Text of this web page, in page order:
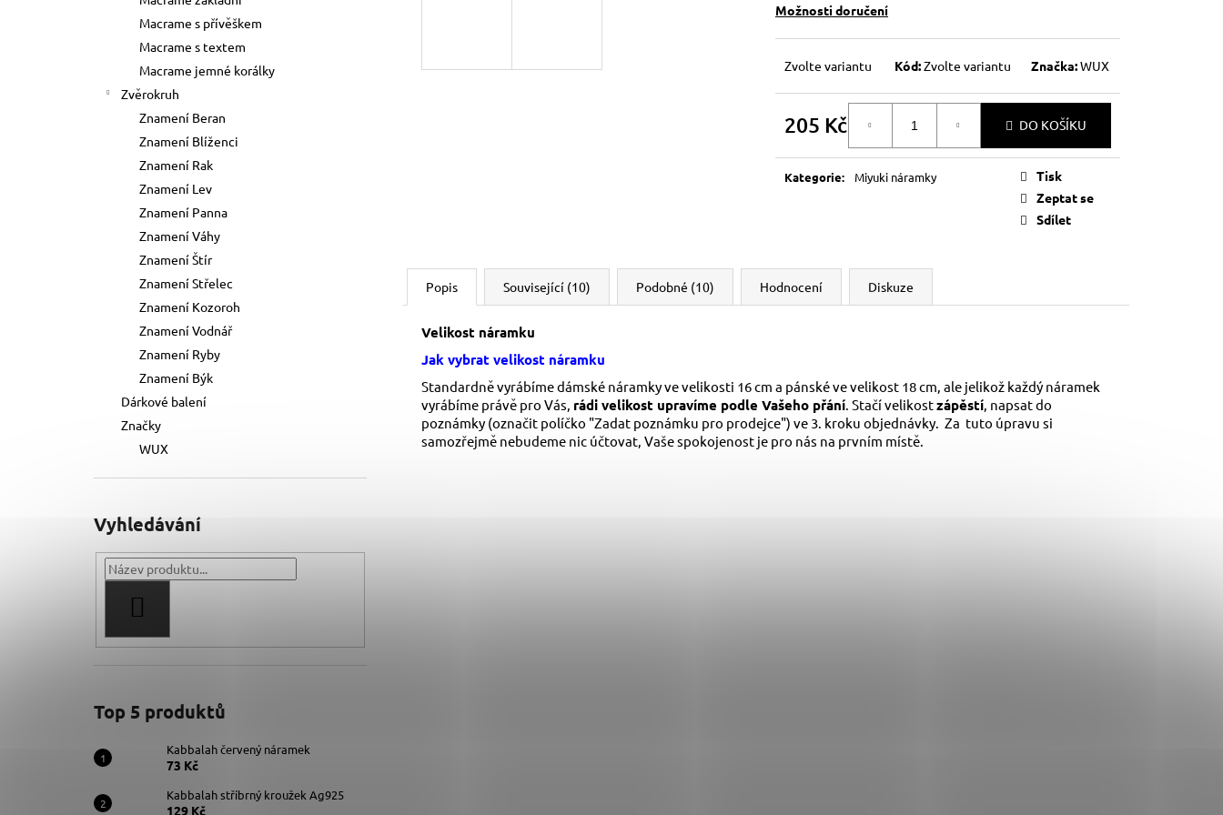
Macrame s přívěškem
Macrame s textem
Macrame jemné korálky
Zvěrokruh
Znamení Beran
Znamení Blíženci
Znamení Rak
Znamení Lev
Znamení Panna
Znamení Váhy
Znamení Štír
Znamení Střelec
Znamení Kozoroh
Znamení Vodnář
Znamení Ryby
Znamení Býk
Dárkové balení
Značky
WUX
Vyhledávání
Top 5 produktů
Kabbalah červený náramek
73 Kč
Kabbalah stříbrný kroužek Ag925
129 Kč
Možnosti doručení
Zvolte variantu Kód:Zvolte variantu Značka:WUX
205 Kč
cena:
DO KOŠÍKU
Kategorie: Miyuki náramky
Tisk
Zeptat se
Sdílet
Popis Související (10) Podobné (10) Hodnocení Diskuze
Velikost náramku
Jak vybrat velikost náramku
Standardně vyrábíme dámské náramky ve velikosti 16 cm a pánské ve velikost 18 cm, ale jelikož každý náramek
vyrábíme právě pro Vás, rádi velikost upravíme podle Vašeho přání . Stačí velikostzápěstí , napsat do
poznámky (označit políčko "Zadat poznámku pro prodejce") ve 3. kroku objednávky. Za tuto úpravu si
samozřejmě nebudeme nic účtovat, Vaše spokojenost je pro nás na prvním místě.
Původně: 89 Kč